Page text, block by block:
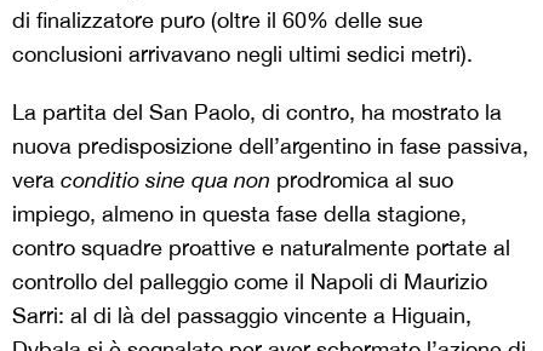
di finalizzatore puro (oltre il 60% delle sue
conclusioni arrivavano negli ultimi sedici metri).
La partita del San Paolo, di contro, ha mostrato la
nuova predisposizione dell’argentino in fase passiva,
vera conditio sine qua non prodromica al suo
impiego, almeno in questa fase della stagione,
contro squadre proattive e naturalmente portate al
controllo del palleggio come il Napoli di Maurizio
Sarri: al di là del passaggio vincente a Higuain,